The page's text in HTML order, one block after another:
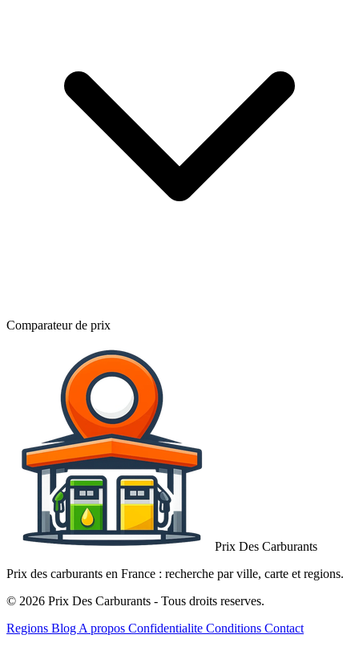
Comparateur de prix
Prix Des Carburants
Prix des carburants en France : recherche par ville, carte et regions.
© 2026 Prix Des Carburants - Tous droits reserves.
Regions Blog A propos Confidentialite Conditions Contact